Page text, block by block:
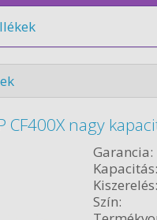
CF400X nagy
Garancia:
Kapacitás:
Kiszerelés:
Szín: